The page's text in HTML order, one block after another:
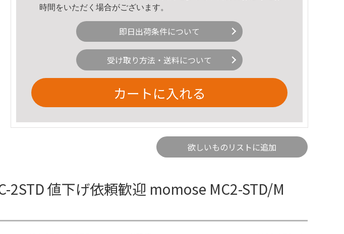
時間をいただく場合がございます。
即日出荷条件について
受け取り方法・送料について
カートに入れる
欲しいものリストに追加
値下げ依頼歓迎 momose MC2-STD/M